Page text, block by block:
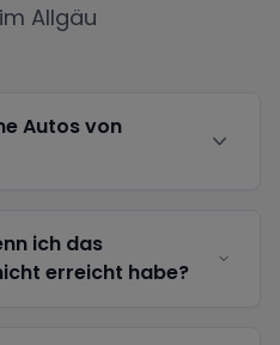
Allgäu
Autos von
ich das
erreicht habe?